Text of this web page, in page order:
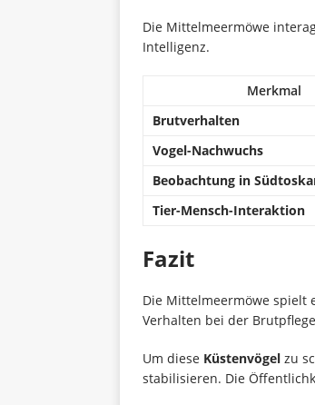
Die Mittelmeermöwe
Intelligenz.
Merkmal
Brutverhalten
Vogel-Nachwuchs
Beobachtung in
Tier-Mensch-Interaktion
Fazit
Die Mittelmeermöwe spielt
Verhalten bei der
Um diese Küstenvögel zu
stabilisieren. Die